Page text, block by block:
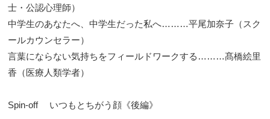
士・公認心理師）
中学生のあなたへ、中学生だった私へ………平尾加奈子（スク
ールカウンセラー）
言葉にならない気持ちをフィールドワークする………髙橋絵里
香（医療人類学者）
Spin-off いつもとちがう顔《後編》